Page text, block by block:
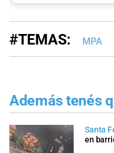
#TEMAS: MPA
Además tenés
Santa
en